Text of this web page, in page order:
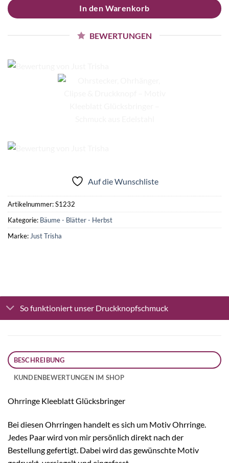
In den Warenkorb
BEWERTUNGEN
Auf die Wunschliste
Artikelnummer:S1232
Kategorie: Bäume - Blätter - Herbst
Marke:Just Trisha
So funktioniert unser Druckknopfschmuck
BESCHREIBUNG
KUNDENBEWERTUNGEN IM SHOP
Ohrringe Kleeblatt Glücksbringer
Bei diesen Ohrringen handelt es sich um Motiv Ohrringe.
Jedes Paar wird von mir persönlich direkt nach der
Bestellung gefertigt. Dabei wird das gewünschte Motiv